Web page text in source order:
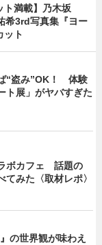
ト満載】乃木坂
希3rd写真集『ヨー
ット
“盗み”OK！ 体験
ト展」がヤバすぎた
ボカフェ 話題の
てみた〈取材レポ〉
の世界観が味わえ